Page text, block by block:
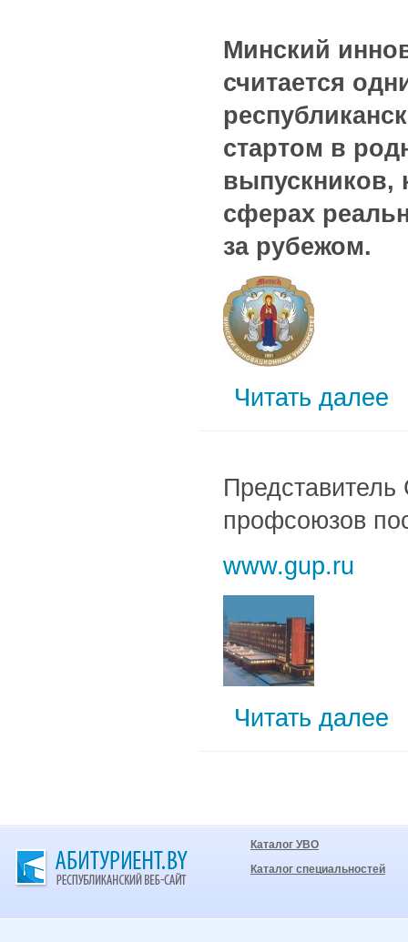
Минский
считается
стартом в
выпускников,
сферах
за рубежом.
Читать далее
Представитель
профсоюзов
www.gup.ru
Читать далее
Каталог УВО
Каталог специальностей